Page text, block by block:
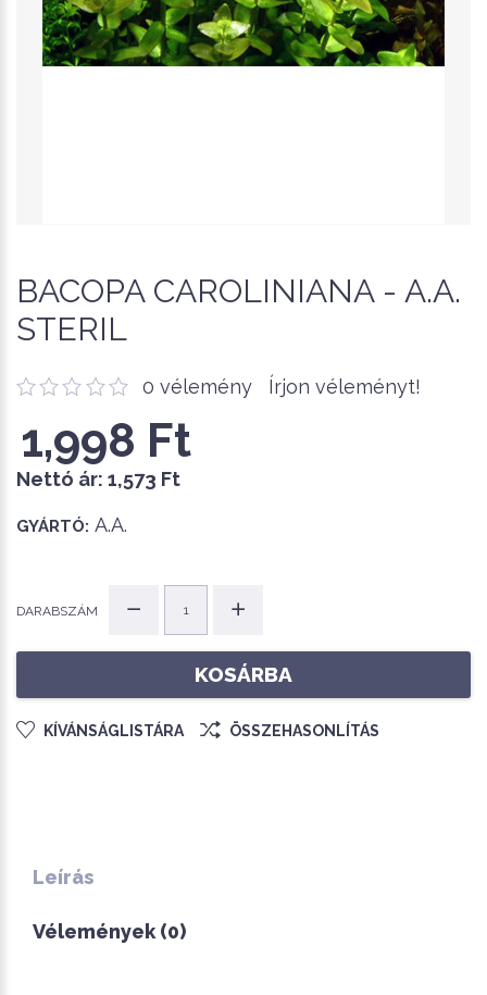
BACOPA CAROLINIANA - A.A.
STERIL
0 vélemény Írjon véleményt!
1,998 Ft
Nettó ár: 1,573 Ft
GYÁRTÓ: A.A.
DARABSZÁM
KOSÁRBA
KÍVÁNSÁGLISTÁRA ÖSSZEHASONLÍTÁS
Leírás
Vélemények (0)